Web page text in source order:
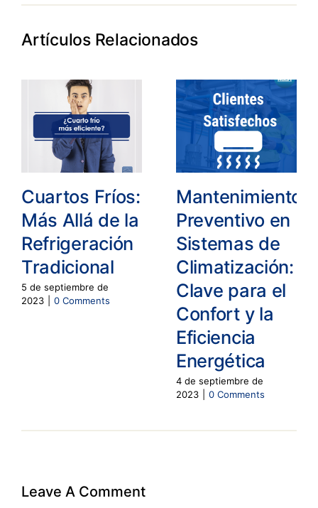
Artículos Relacionados
Cuartos Fríos:
Más Allá de la
Refrigeración
Tradicional
5 de septiembre de
2023
0 Comments
Mantenimiento
Preventivo en
Sistemas de
Climatización:
Clave para el
Confort y la
Eficiencia
Energética
4 de septiembre de
2023
0 Comments
Leave A Comment